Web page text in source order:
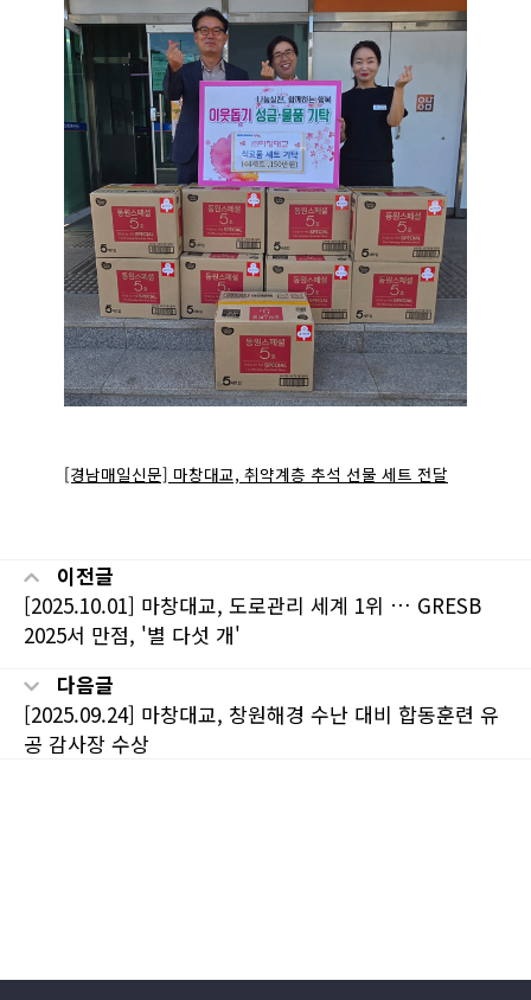
[경남매일신문] 마창대교, 취약계층 추석 선물 세트 전달
이전글
[2025.10.01] 마창대교, 도로관리 세계 1위 … GRESB
2025서 만점, '별 다섯 개'
다음글
[2025.09.24] 마창대교, 창원해경 수난 대비 합동훈련 유
공 감사장 수상